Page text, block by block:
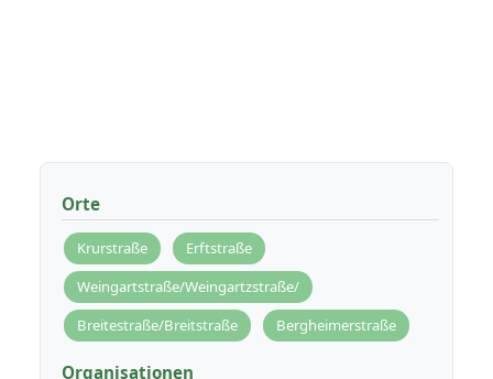
Orte
Krurstraße
Erftstraße
Weingartstraße/Weingartzstraße/
Breitestraße/Breitstraße
Bergheimerstraße
Organisationen